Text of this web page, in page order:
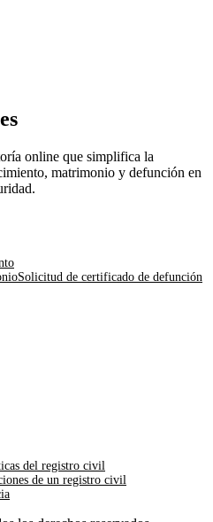
online que simplifica la
matrimonio y defunción en
Solicitud de certificado de defunción
del registro civil
de un registro civil